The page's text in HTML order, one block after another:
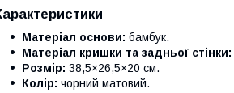
Матеріал основи: бамбук.
Матеріал кришки та задньої стінки:
Розмір: 38,5×26,5×20 см.
Колір: чорний матовий.